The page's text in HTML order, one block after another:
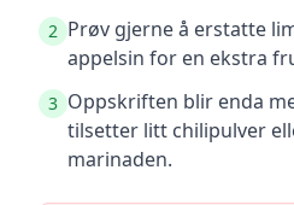
2 Prøv gjerne å erstatte
appelsin for en ekstra
3 Oppskriften blir enda
tilsetter litt chilipulver
marinaden.